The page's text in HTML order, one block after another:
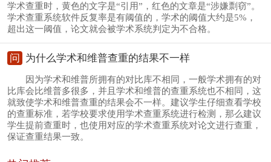
学术查重时，黄色的文字是“引用”，红色的文章是“涉嫌剽窃”。
学术查重系统软件反复率是有阈值的，学术的阈值大约是5%，
超出这一阈值，论文就会被学术系统判定为不合格。
问 为什么学术和维普查重的结果不一样
因为学术和维普所拥有的对比库不相同，一般学术拥有的对
比库会比维普多很多，并且学术和维普的查重系统也不相同，这
就致使学术和维普查重的结果会不一样。建议学生仔细查看学校
的查重标准，若学校要求使用学术查重系统进行检测，那么建议
学生提前查重时，也使用对应的学术查重系统对论文进行查重，
保证查重结果一致。